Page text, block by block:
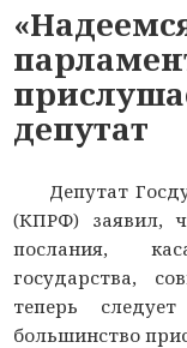
депутат
Депутат
(КПРФ) заявил,
послания,
государства,
теперь
большинство